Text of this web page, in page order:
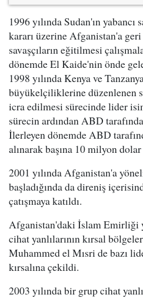
1996 yılında Sudan'ın yabancı
kararı üzerine Afganistan'a
savaşçıların eğitilmesi
dönemde El Kaide'nin önde
1998 yılında Kenya ve
büyükelçiliklerine düzenlenen
icra edilmesi sürecinde lider
sürecin ardından ABD
İlerleyen dönemde ABD
alınarak başına 10 milyon
2001 yılında Afganistan'a
başladığında da direniş
çatışmaya katıldı.
Afganistan'daki İslam Emirliği
cihat yanlılarının kırsal
Muhammed el Mısri de bazı
kırsalına çekildi.
2003 yılında bir grup cihat